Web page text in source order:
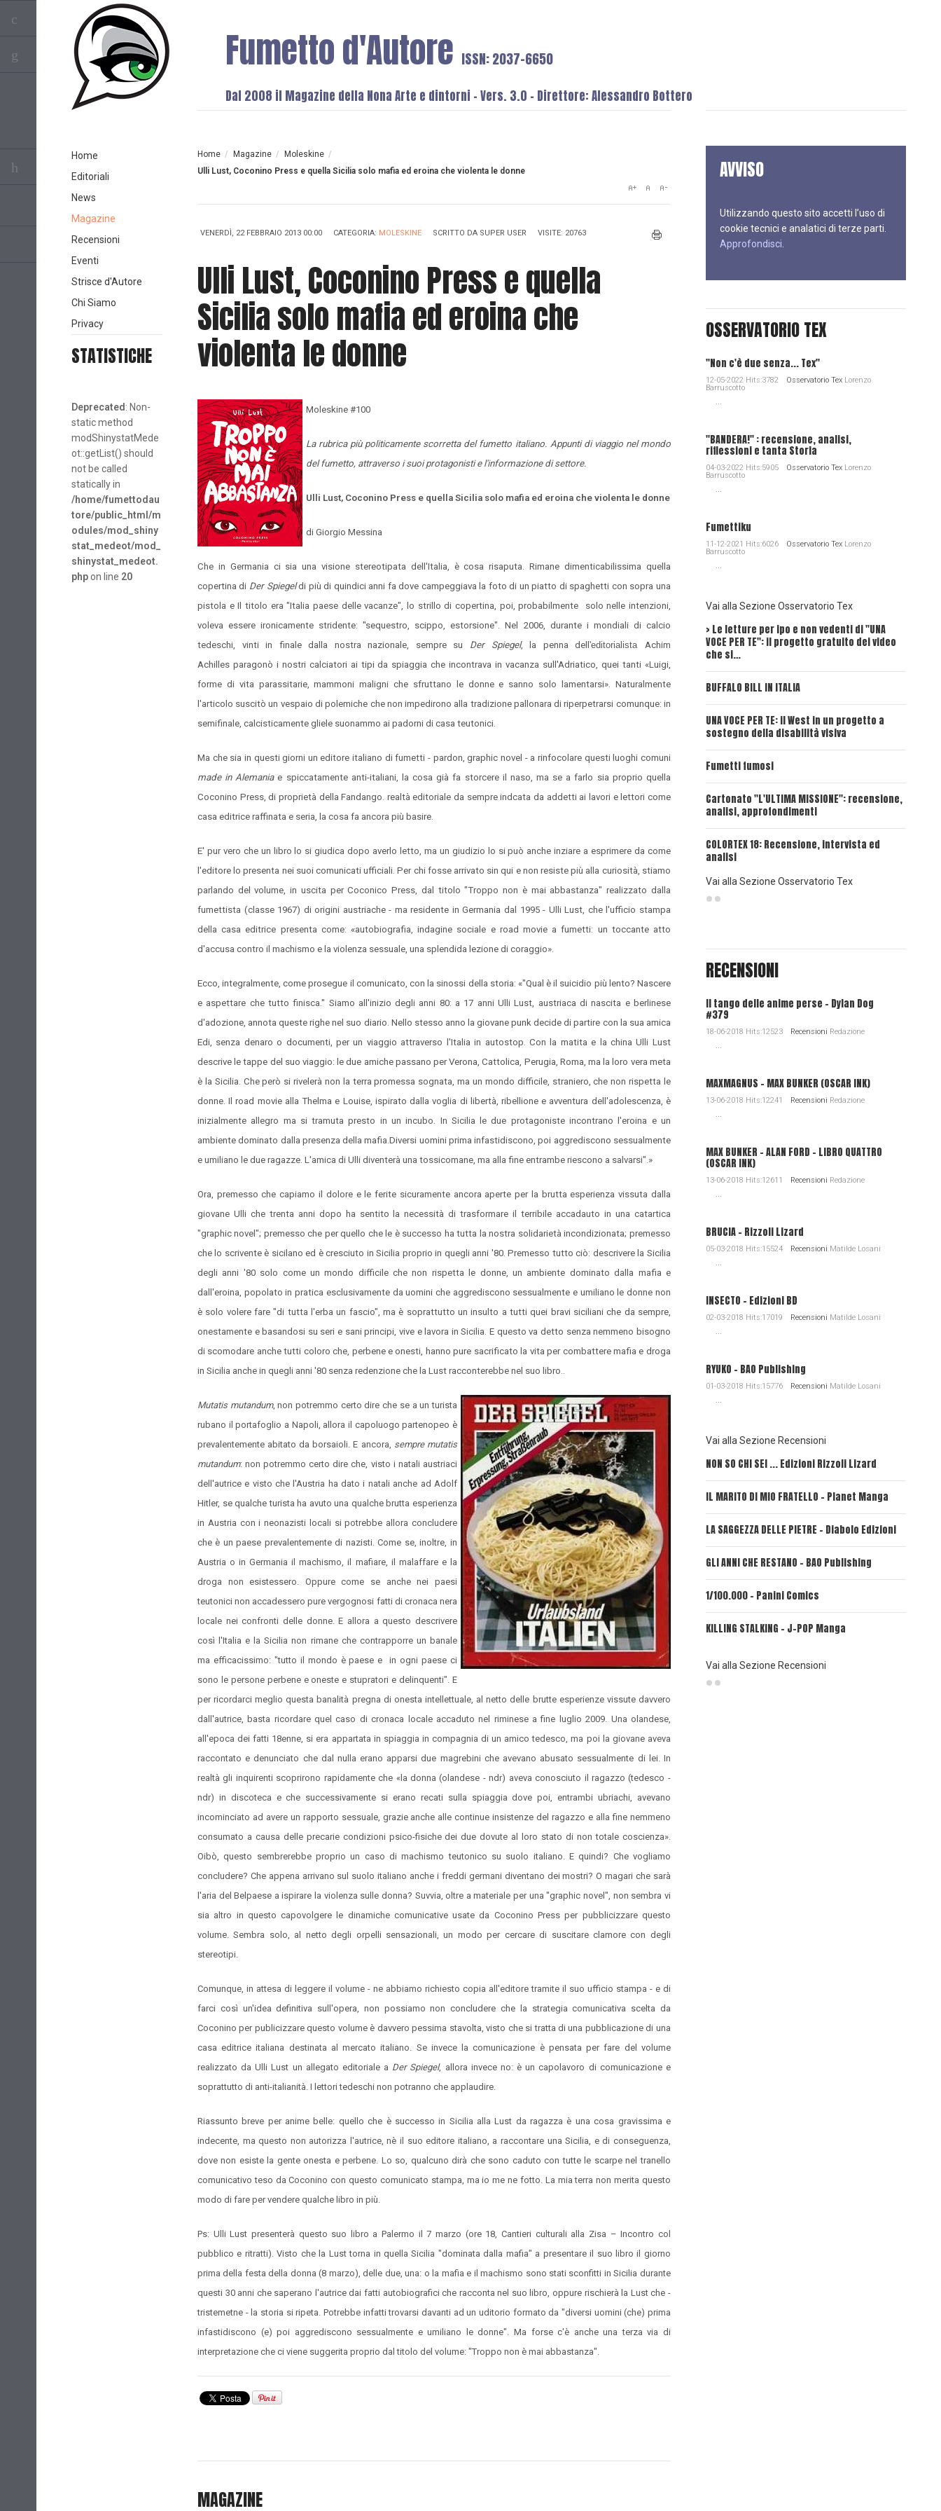
Fumetto d'Autore ISSN: 2037-6650
Dal 2008 il Magazine della Nona Arte e dintorni - Vers. 3.0 - Direttore: Alessandro Bottero
Home / Magazine / Moleskine /
Ulli Lust, Coconino Press e quella Sicilia solo mafia ed eroina che violenta le donne
VENERDÌ, 22 FEBBRAIO 2013 00:00 CATEGORIA: MOLESKINE SCRITTO DA SUPER USER VISITE: 20763
Ulli Lust, Coconino Press e quella
Sicilia solo mafia ed eroina che
violenta le donne
Moleskine #100
La rubrica più politicamente scorretta del fumetto italiano. Appunti di viaggio nel mondo
del fumetto, attraverso i suoi protagonisti e l'informazione di settore.
Ulli Lust, Coconino Press e quella Sicilia solo mafia ed eroina che violenta le donne
di Giorgio Messina
Che in Germania ci sia una visione stereotipata dell'Italia, è cosa risaputa. Rimane dimenticabilissima quella
copertina di Der Spiegeldi più di quindici anni fa dove campeggiava la foto di un piatto di spaghetti con sopra una
pistola e Il titolo era "Italia paese delle vacanze", lo strillo di copertina, poi, probabilmente solo nelle intenzioni,
voleva essere ironicamente stridente: "sequestro, scippo, estorsione". Nel 2006, durante i mondiali di calcio
tedeschi, vinti in finale dalla nostra nazionale, sempre su Der Spiegel, la penna dell'editorialista Achim
Achilles paragonò i nostri calciatori ai tipi da spiaggia che incontrava in vacanza sull'Adriatico, quei tanti «Luigi,
forme di vita parassitarie, mammoni maligni che sfruttano le donne e sanno solo lamentarsi». Naturalmente
l'articolo suscitò un vespaio di polemiche che non impedirono alla tradizione pallonara di riperpetrarsi comunque: in
semifinale, calcisticamente gliele suonammo ai padorni di casa teutonici.
Ma che sia in questi giorni un editore italiano di fumetti - pardon, graphic novel - a rinfocolare questi luoghi comuni
made in Alemaniae spiccatamente anti-italiani, la cosa già fa storcere il naso, ma se a farlo sia proprio quella
Coconino Press, di proprietà della Fandango. realtà editoriale da sempre indcata da addetti ai lavori e lettori come
casa editrice raffinata e seria, la cosa fa ancora più basire.
E' pur vero che un libro lo si giudica dopo averlo letto, ma un giudizio lo si può anche inziare a esprimere da come
l'editore lo presenta nei suoi comunicati ufficiali. Per chi fosse arrivato sin qui e non resiste più alla curiosità, stiamo
parlando del volume, in uscita per Coconico Press, dal titolo "Troppo non è mai abbastanza" realizzato dalla
fumettista (classe 1967) di origini austriache - ma residente in Germania dal 1995 - Ulli Lust, che l'ufficio stampa
della casa editrice presenta come: «autobiografia, indagine sociale e road movie a fumetti: un toccante atto
d'accusa contro il machismo e la violenza sessuale, una splendida lezione di coraggio».
Ecco, integralmente, come prosegue il comunicato, con la sinossi della storia: «"Qual è il suicidio più lento? Nascere
e aspettare che tutto finisca." Siamo all'inizio degli anni 80: a 17 anni Ulli Lust, austriaca di nascita e berlinese
d'adozione, annota queste righe nel suo diario. Nello stesso anno la giovane punk decide di partire con la sua amica
Edi, senza denaro o documenti, per un viaggio attraverso l'Italia in autostop. Con la matita e la china Ulli Lust
descrive le tappe del suo viaggio: le due amiche passano per Verona, Cattolica, Perugia, Roma, ma la loro vera meta
è la Sicilia. Che però si rivelerà non la terra promessa sognata, ma un mondo difficile, straniero, che non rispetta le
donne. Il road movie alla Thelma e Louise, ispirato dalla voglia di libertà, ribellione e avventura dell'adolescenza, è
inizialmente allegro ma si tramuta presto in un incubo. In Sicilia le due protagoniste incontrano l'eroina e un
ambiente dominato dalla presenza della mafia.Diversi uomini prima infastidiscono, poi aggrediscono sessualmente
e umiliano le due ragazze. L'amica di Ulli diventerà una tossicomane, ma alla fine entrambe riescono a salvarsi".»
Ora, premesso che capiamo il dolore e le ferite sicuramente ancora aperte per la brutta esperienza vissuta dalla
giovane Ulli che trenta anni dopo ha sentito la necessità di trasformare il terribile accadauto in una catartica
"graphic novel"; premesso che per quello che le è successo ha tutta la nostra solidarietà incondizionata; premesso
che lo scrivente è sicilano ed è cresciuto in Sicilia proprio in quegli anni '80. Premesso tutto ciò: descrivere la Sicilia
degli anni '80 solo come un mondo difficile che non rispetta le donne, un ambiente dominato dalla mafia e
dall'eroina, popolato in pratica esclusivamente da uomini che aggrediscono sessualmente e umiliano le donne non
è solo volere fare "di tutta l'erba un fascio", ma è soprattutto un insulto a tutti quei bravi siciliani che da sempre,
onestamente e basandosi su seri e sani principi, vive e lavora in Sicilia. E questo va detto senza nemmeno bisogno
di scomodare anche tutti coloro che, perbene e onesti, hanno pure sacrificato la vita per combattere mafia e droga
in Sicilia anche in quegli anni '80 senza redenzione che la Lust racconterebbe nel suo libro..
Mutatis mutandum, non potremmo certo dire che se a un turista
rubano il portafoglio a Napoli, allora il capoluogo partenopeo è
prevalentemente abitato da borsaioli. E ancora, sempre mutatis
mutandum: non potremmo certo dire che, visto i natali austriaci
dell'autrice e visto che l'Austria ha dato i natali anche ad Adolf
Hitler, se qualche turista ha avuto una qualche brutta esperienza
in Austria con i neonazisti locali si potrebbe allora concludere
che è un paese prevalentemente di nazisti. Come se, inoltre, in
Austria o in Germania il machismo, il mafiare, il malaffare e la
droga non esistessero. Oppure come se anche nei paesi
teutonici non accadessero pure vergognosi fatti di cronaca nera
locale nei confronti delle donne. E allora a questo descrivere
così l'Italia e la Sicilia non rimane che contrapporre un banale
ma efficacissimo: "tutto il mondo è paese e in ogni paese ci
sono le persone perbene e oneste e stupratori e delinquenti". E
per ricordarci meglio questa banalità pregna di onesta intellettuale, al netto delle brutte esperienze vissute davvero
dall'autrice, basta ricordare quel caso di cronaca locale accaduto nel riminese a fine luglio 2009. Una olandese,
all'epoca dei fatti 18enne, si era appartata in spiaggia in compagnia di un amico tedesco, ma poi la giovane aveva
raccontato e denunciato che dal nulla erano apparsi due magrebini che avevano abusato sessualmente di lei. In
realtà gli inquirenti scoprirono rapidamente che «la donna (olandese - ndr) aveva conosciuto il ragazzo (tedesco -
ndr) in discoteca e che successivamente si erano recati sulla spiaggia dove poi, entrambi ubriachi, avevano
incominciato ad avere un rapporto sessuale, grazie anche alle continue insistenze del ragazzo e alla fine nemmeno
consumato a causa delle precarie condizioni psico-fisiche dei due dovute al loro stato di non totale coscienza».
Oibò, questo sembrerebbe proprio un caso di machismo teutonico su suolo italiano. E quindi? Che vogliamo
concludere? Che appena arrivano sul suolo italiano anche i freddi germani diventano dei mostri? O magari che sarà
l'aria del Belpaese a ispirare la violenza sulle donna? Suvvia, oltre a materiale per una "graphic novel", non sembra vi
sia altro in questo capovolgere le dinamiche comunicative usate da Coconino Press per pubblicizzare questo
volume. Sembra solo, al netto degli orpelli sensazionali, un modo per cercare di suscitare clamore con degli
stereotipi.
Comunque, in attesa di leggere il volume - ne abbiamo richiesto copia all'editore tramite il suo ufficio stampa - e di
farci così un'idea definitiva sull'opera, non possiamo non concludere che la strategia comunicativa scelta da
Coconino per publicizzare questo volume è davvero pessima stavolta, visto che si tratta di una pubblicazione di una
casa editrice italiana destinata al mercato italiano. Se invece la comunicazione è pensata per fare del volume
realizzato da Ulli Lust un allegato editoriale a Der Spiegel, allora invece no: è un capolavoro di comunicazione e
soprattutto di anti-italianità. I lettori tedeschi non potranno che applaudire.
Riassunto breve per anime belle: quello che è successo in Sicilia alla Lust da ragazza è una cosa gravissima e
indecente, ma questo non autorizza l'autrice, nè il suo editore italiano, a raccontare una Sicilia, e di conseguenza,
dove non esiste la gente onesta e perbene. Lo so, qualcuno dirà che sono caduto con tutte le scarpe nel tranello
comunicativo teso da Coconino con questo comunicato stampa, ma io me ne fotto. La mia terra non merita questo
modo di fare per vendere qualche libro in più.
Ps: Ulli Lust presenterà questo suo libro a Palermo il 7 marzo (ore 18, Cantieri culturali alla Zisa – Incontro col
pubblico e ritratti). Visto che la Lust torna in quella Sicilia "dominata dalla mafia" a presentare il suo libro il giorno
prima della festa della donna (8 marzo), delle due, una: o la mafia e il machismo sono stati sconfitti in Sicilia durante
questi 30 anni che saperano l'autrice dai fatti autobiografici che racconta nel suo libro, oppure rischierà la Lust che -
tristemetne - la storia si ripeta. Potrebbe infatti trovarsi davanti ad un uditorio formato da "diversi uomini (che) prima
infastidiscono (e) poi aggrediscono sessualmente e umiliano le donne". Ma forse c'è anche una terza via di
interpretazione che ci viene suggerita proprio dal titolo del volume: "Troppo non è mai abbastanza".
MAGAZINE
AVVISO
Utilizzando questo sito accetti l’uso di
cookie tecnici e analatici di terze parti.
Approfondisci
OSSERVATORIO TEX
"Non c'è due senza... Tex"
12-05-2022 Hits:3782 Osservatorio TexLorenzo
Barruscotto
...
"BANDERA!" : recensione, analisi,
riflessioni e tanta Storia
04-03-2022 Hits:5905 Osservatorio TexLorenzo
Barruscotto
...
Fumettiku
11-12-2021 Hits:6026 Osservatorio TexLorenzo
Barruscotto
...
Vai alla Sezione Osservatorio Tex
> Le letture per ipo e non vedenti di "UNA
VOCE PER TE": il progetto gratuito dei video
che si…
BUFFALO BILL IN ITALIA
UNA VOCE PER TE: il West in un progetto a
sostegno della disabilità visiva
Fumetti fumosi
Cartonato "L'ULTIMA MISSIONE": recensione,
analisi, approfondimenti
COLORTEX 18: Recensione, intervista ed
analisi
UNA
UNA
UNA
UNA
Vai alla Sezione Osservatorio Tex
RECENSIONI
Il tango delle anime perse - Dylan Dog
#379
18-06-2018 Hits:12523 Recensioni Redazione
...
MAXMAGNUS – MAX BUNKER (OSCAR INK)
13-06-2018 Hits:12241 Recensioni Redazione
...
MAX BUNKER – ALAN FORD – LIBRO QUATTRO
(OSCAR INK)
13-06-2018 Hits:12611 Recensioni Redazione
...
BRUCIA - Rizzoli Lizard
05-03-2018 Hits:15524 Recensioni Matilde Losani
...
INSECTO - Edizioni BD
02-03-2018 Hits:17019 Recensioni Matilde Losani
...
RYUKO - BAO Publishing
01-03-2018 Hits:15776 Recensioni Matilde Losani
...
Vai alla Sezione Recensioni
NON SO CHI SEI ... Edizioni Rizzoli Lizard
IL MARITO DI MIO FRATELLO - Planet Manga
LA SAGGEZZA DELLE PIETRE - Diabolo Edizioni
GLI ANNI CHE RESTANO - BAO Publishing
1/100.000 - Panini Comics
KILLING STALKING - J-POP Manga
Vai alla Sezione Recensioni
Home
Editoriali
News
Magazine
Recensioni
Eventi
Strisce d'Autore
Chi Siamo
Privacy
STATISTICHE
Deprecated : Non-
static method
modShinystatMede
ot::getList() should
not be called
statically in
/home/fumettodau
tore/public_html/m
odules/mod_shiny
stat_medeot/mod_
shinystat_medeot.
phpon line 20